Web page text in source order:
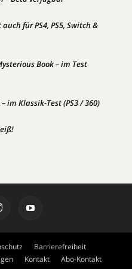
für PS4, PS5, Switch &
Book – im Test
im Klassik-Test (PS3 / 360)
Barrierefreiheit
Kontakt Abo-Kontakt